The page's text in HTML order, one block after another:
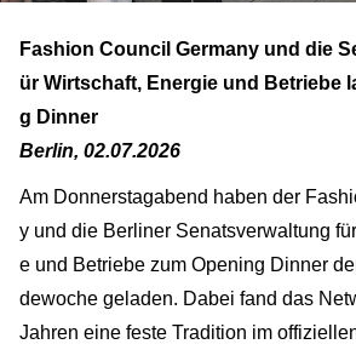
Fashion Council Germany und die
ür Wirtschaft, Energie und Betriebe
g Dinner
Berlin, 02.07.2026
Am Donnerstagabend haben der
y und die Berliner Senatsverwaltung
e und Betriebe zum Opening Dinner
dewoche geladen. Dabei fand das
Jahren eine feste Tradition im